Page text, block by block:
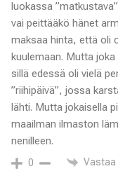
luokassa
vai peittääkö hänet
maksaa hinta, että oli
kuulemaan. Mutta
sillä edessä oli vielä
”riihipäivä”, jossa
lähti. Mutta jokaisella
maailman ilmaston
nenilleen.
0 Vastaa